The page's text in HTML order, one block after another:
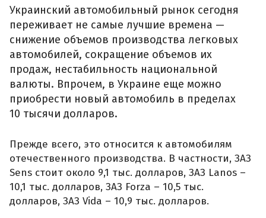
Украинский автомобильный рынок сегодня
переживает не самые лучшие времена —
снижение объемов производства легковых
автомобилей, сокращение объемов их
продаж, нестабильность национальной
валюты. Впрочем, в Украине еще можно
приобрести новый автомобиль в пределах
10 тысячи долларов.
Прежде всего, это относится к автомобилям
отечественного производства. В частности, ЗАЗ
Sens стоит около 9,1 тыс. долларов, ЗАЗ Lanos –
10,1 тыс. долларов, ЗАЗ Forza – 10,5 тыс.
долларов, ЗАЗ Vida – 10,9 тыс. долларов.